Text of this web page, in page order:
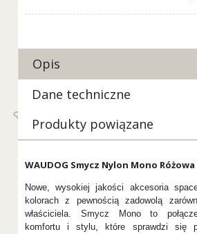
Opis
Dane techniczne
Produkty powiązane
WAUDOG Smycz Nylon Mono Różowa
Nowe, wysokiej jakości akcesoria
kolorach z pewnością zadowolą
właściciela. Smycz Mono to
komfortu i stylu, które sprawdzi się